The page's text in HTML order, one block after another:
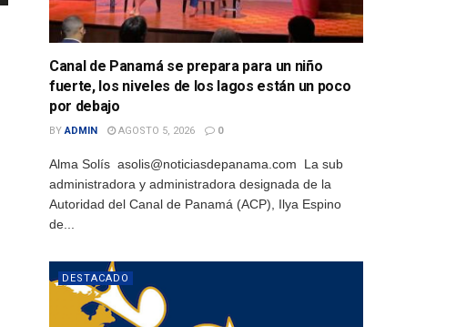
Canal de Panamá se prepara para un niño
fuerte, los niveles de los lagos están un poco
por debajo
BY ADMIN AGOSTO 5, 2026 0
Alma Solís asolis@noticiasdepanama.com La sub
administradora y administradora designada de la
Autoridad del Canal de Panamá (ACP), Ilya Espino
de...
DESTACADO